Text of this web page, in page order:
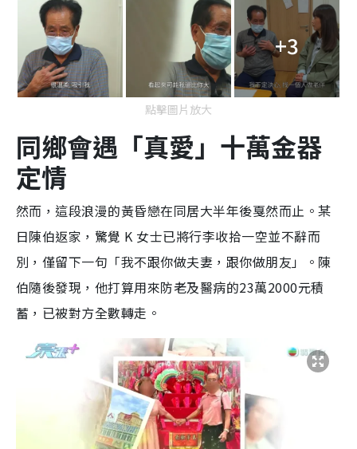
+3
點擊圖片放大
同鄉會遇「真愛」十萬金器
定情
然而，這段浪漫的黃昏戀在同居大半年後戛然而止。某
日陳伯返家，驚覺 K 女士已將行李收拾一空並不辭而
別，僅留下一句「我不跟你做夫妻，跟你做朋友」。陳
伯隨後發現，他打算用來防老及醫病的23萬2000元積
蓄，已被對方全數轉走。